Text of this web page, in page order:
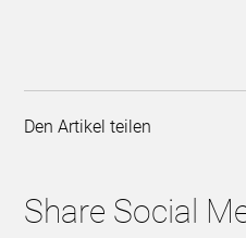
Den Artikel teilen
Share Social